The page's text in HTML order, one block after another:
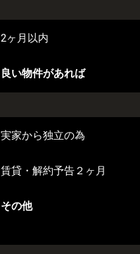
2ヶ月以内
良い物件があれば
実家から独立の為
賃貸・解約予告２ヶ月
その他